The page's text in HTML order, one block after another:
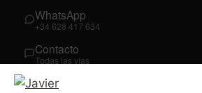
WhatsApp
+34 628 417 634
Contacto
Todas las vías